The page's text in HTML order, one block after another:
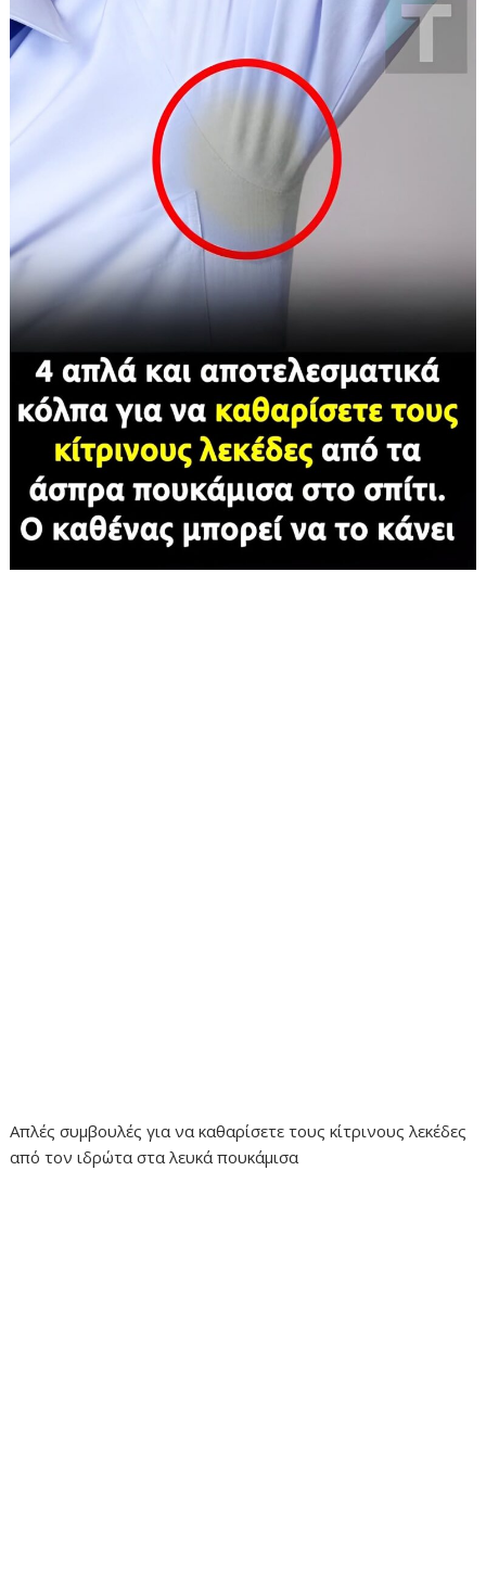
Απλές συμβουλές για να καθαρίσετε τους κίτρινους λεκέδες
από τον ιδρώτα στα λευκά πουκάμισα